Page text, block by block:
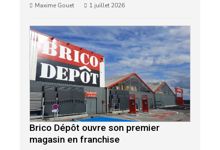
Maxime Gouet 1 juillet 2026
Brico Dépôt ouvre son premier
magasin en franchise